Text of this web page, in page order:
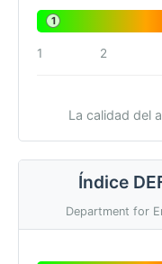
1
1 2
La calidad del
Índice
Department for